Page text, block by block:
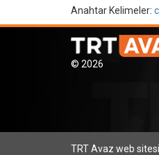
Anahtar Kelimeler:
© 2026
TRT Avaz web